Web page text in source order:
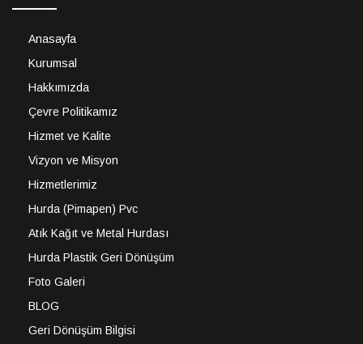
Anasayfa
Kurumsal
Hakkımızda
Çevre Politikamız
Hizmet ve Kalite
Vizyon ve Misyon
Hizmetlerimiz
Hurda (Pimapen) Pvc
Atık Kağıt ve Metal Hurdası
Hurda Plastik Geri Dönüşüm
Foto Galeri
BLOG
Geri Dönüşüm Bilgisi